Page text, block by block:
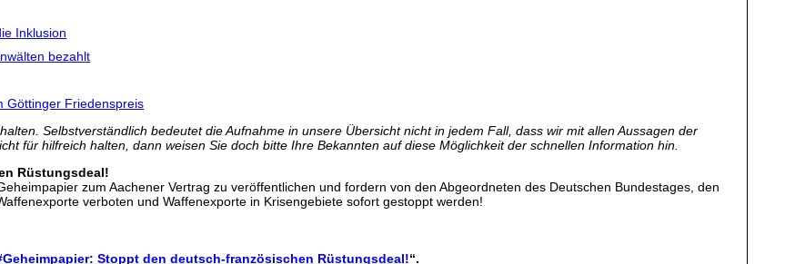
Inklusion
bezahlt
Göttinger Friedenspreis
Selbstverständlich bedeutet die Aufnahme in unsere Übersicht nicht in jedem Fall, dass wir mit allen Aussagen der
für hilfreich halten, dann weisen Sie doch bitte Ihre Bekannten auf diese Möglichkeit der schnellen Information hin.
Rüstungsdeal!
zum Aachener Vertrag zu veröffentlichen und fordern von den Abgeordneten des Deutschen Bundestages, den
verboten und Waffenexporte in Krisengebiete sofort gestoppt werden!
Stoppt den deutsch-französischen Rüstungsdeal!“.